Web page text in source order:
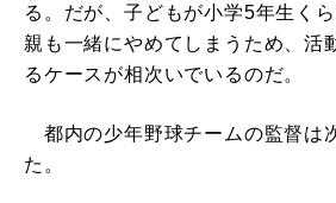
る。だが、子どもが小学5年生く
親も一緒にやめてしまうため、活
るケースが相次いでいるのだ。
都内の少年野球チームの監督は
た。